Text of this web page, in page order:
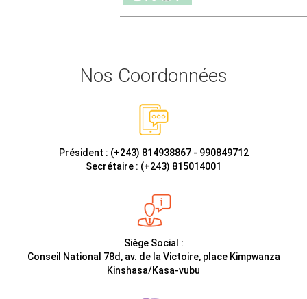
Nos Coordonnées
Président : (+243) 814938867 - 990849712
Secrétaire : (+243) 815014001
Siège Social :
Conseil National 78d, av. de la Victoire, place Kimpwanza
Kinshasa/Kasa-vubu